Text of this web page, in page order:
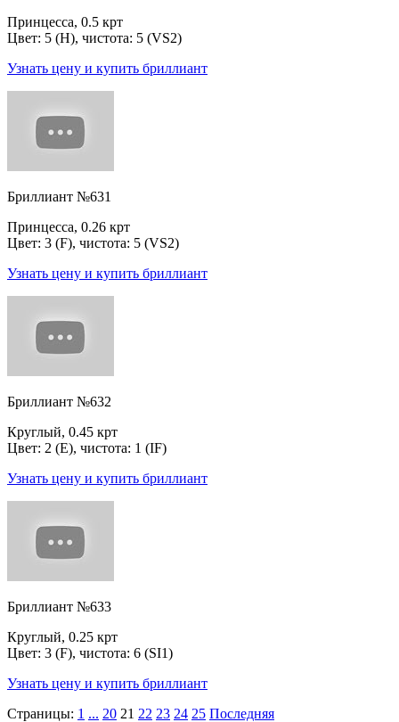
Принцесса, 0.5 крт
Цвет: 5 (H), чистота: 5 (VS2)
Узнать цену и купить бриллиант
Бриллиант №631
Принцесса, 0.26 крт
Цвет: 3 (F), чистота: 5 (VS2)
Узнать цену и купить бриллиант
Бриллиант №632
Круглый, 0.45 крт
Цвет: 2 (E), чистота: 1 (IF)
Узнать цену и купить бриллиант
Бриллиант №633
Круглый, 0.25 крт
Цвет: 3 (F), чистота: 6 (SI1)
Узнать цену и купить бриллиант
Страницы: 1 ... 20 21 22 23 24 25 Последняя